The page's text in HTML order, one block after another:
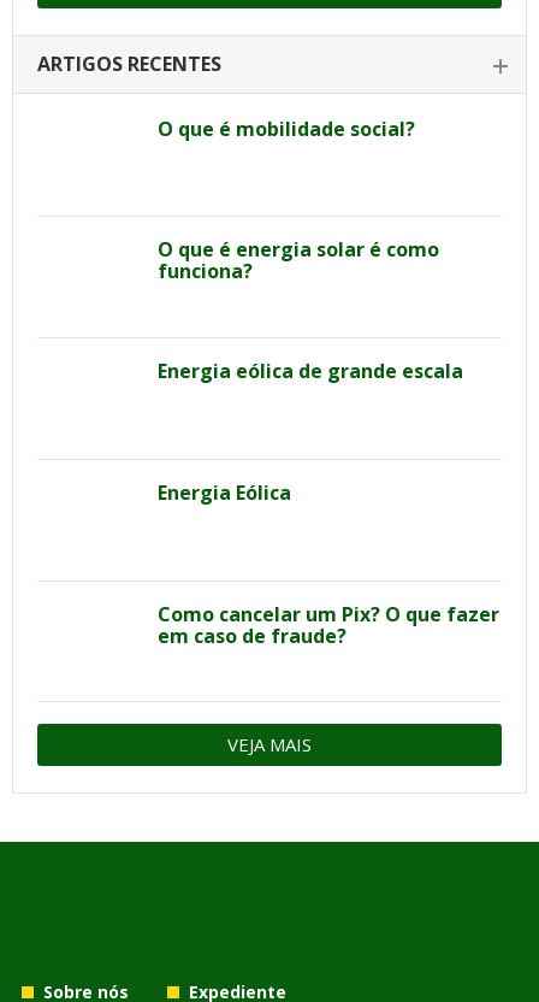
ARTIGOS RECENTES
O que é mobilidade social?
O que é energia solar é como
funciona?
Energia eólica de grande escala
Energia Eólica
Como cancelar um Pix? O que fazer
em caso de fraude?
VEJA MAIS
Sobre nós Expediente